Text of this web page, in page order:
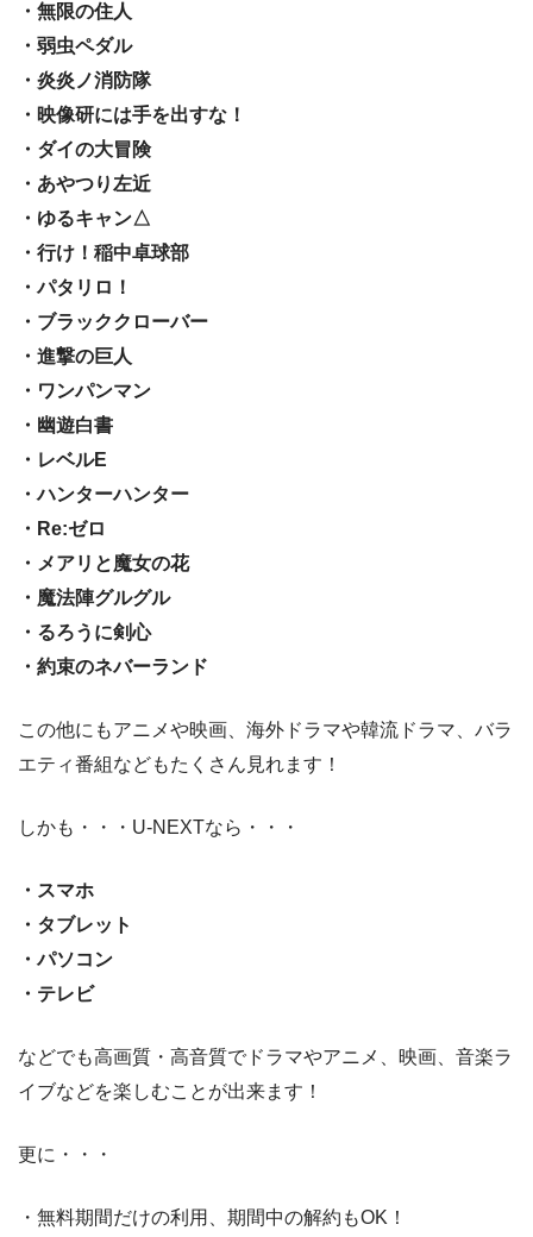
・無限の住人
・弱虫ペダル
・炎炎ノ消防隊
・映像研には手を出すな！
・ダイの大冒険
・あやつり左近
・ゆるキャン△
・行け！稲中卓球部
・パタリロ！
・ブラッククローバー
・進撃の巨人
・ワンパンマン
・幽遊白書
・レベルE
・ハンターハンター
・Re:ゼロ
・メアリと魔女の花
・魔法陣グルグル
・るろうに剣心
・約束のネバーランド
この他にもアニメや映画、海外ドラマや韓流ドラマ、バラ
エティ番組などもたくさん見れます！
しかも・・・U-NEXTなら・・・
・スマホ
・タブレット
・パソコン
・テレビ
などでも高画質・高音質でドラマやアニメ、映画、音楽ラ
イブなどを楽しむことが出来ます！
更に・・・
・無料期間だけの利用、期間中の解約もOK！